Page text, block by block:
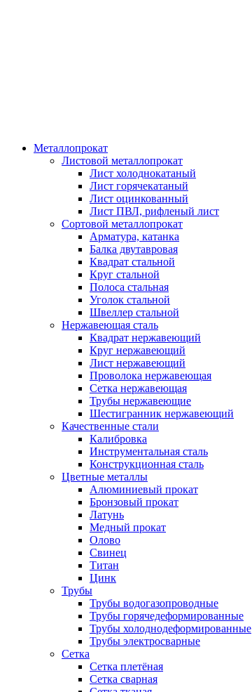
Металлопрокат
Листовой металлопрокат
Лист холоднокатаный
Лист горячекатаный
Лист оцинкованный
Лист ПВЛ, рифленый лист
Сортовой металлопрокат
Арматура, катанка
Балка двутавровая
Квадрат стальной
Круг стальной
Полоса стальная
Уголок стальной
Швеллер стальной
Нержавеющая сталь
Квадрат нержавеющий
Круг нержавеющий
Лист нержавеющий
Проволока нержавеющая
Сетка нержавеющая
Трубы нержавеющие
Шестигранник нержавеющий
Качественные стали
Калибровка
Инструментальная сталь
Конструкционная сталь
Цветные металлы
Алюминиевый прокат
Бронзовый прокат
Латунь
Медный прокат
Олово
Свинец
Титан
Цинк
Трубы
Трубы водогазопроводные
Трубы горячедеформированные
Трубы холоднодеформированные
Трубы электросварные
Сетка
Сетка плетёная
Сетка сварная